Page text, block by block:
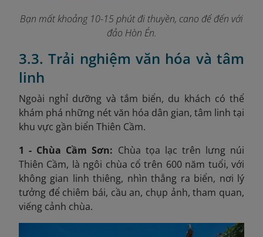
Bạn mất khoảng 10-15 phút đi thuyền, cano để đến với
đảo Hòn Én.
3.3. Trải nghiệm văn hóa và tâm
linh
Ngoài nghỉ dưỡng và tắm biển, du khách có thể
khám phá những nét văn hóa dân gian, tâm linh tại
khu vực gần biển Thiên Cầm.
1 - Chùa Cầm Sơn: Chùa tọa lạc trên lưng núi
Thiên Cầm, là ngôi chùa cổ trên 600 năm tuổi, với
không gian linh thiêng, nhìn thẳng ra biển, nơi lý
tưởng để chiêm bái, cầu an, chụp ảnh, tham quan,
viếng cảnh chùa.